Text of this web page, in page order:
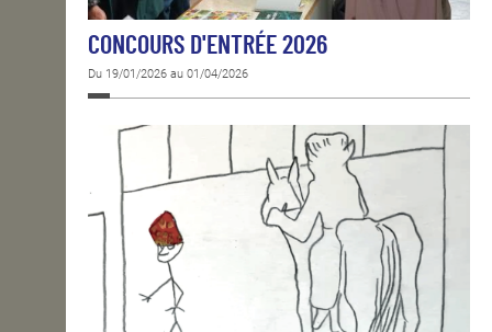
CONCOURS D'ENTRÉE 2026
Du 19/01/2026 au 01/04/2026